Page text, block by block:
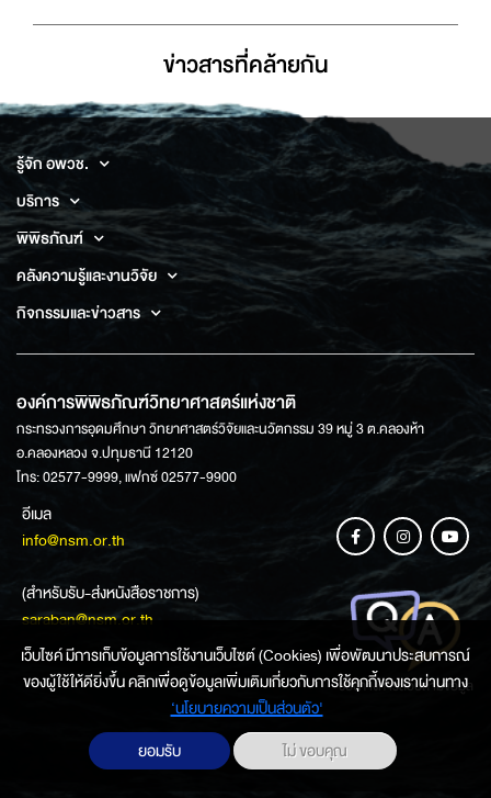
ข่าวสารที่่คล้ายกัน
รู้จัก อพวช.
บริการ
พิพิธภัณฑ์
คลังความรู้และงานวิจัย
กิจกรรมและข่าวสาร
องค์การพิพิธภัณฑ์วิทยาศาสตร์แห่งชาติ
กระทรวงการอุดมศึกษา วิทยาศาสตร์วิจัยและนวัตกรรม 39 หมู่ 3 ต.คลองห้า
อ.คลองหลวง จ.ปทุมธานี 12120
โทร: 02577-9999, แฟกซ์ 02577-9900
อีเมล
info@nsm.or.th
(สำหรับรับ-ส่งหนังสือราชการ)
saraban@nsm.or.th
ช่องทางการสอบถามข้อมูล
เว็บไซค์ มีการเก็บข้อมูลการใช้งานเว็บไซต์ (Cookies) เพื่อพัฒนาประสบการณ์
ของผู้ใช้ให้ดียิ่งขึ้น คลิกเพื่อดูข้อมูลเพิ่มเติมเกี่ยวกับการใช้คุกกี้ของเราผ่านทาง
‘นโยบายความเป็นส่วนตัว'
ยอมรับ
ไม่ ขอบคุณ